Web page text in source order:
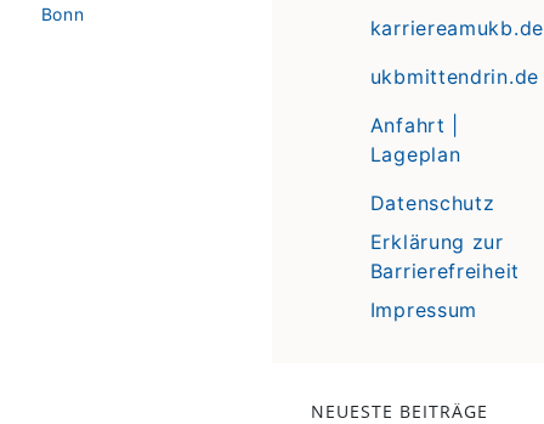
Bonn
karriereamukb.de
ukbmittendrin.de
Anfahrt |
Lageplan
Datenschutz
Erklärung zur
Barrierefreiheit
Impressum
NEUESTE BEITRÄGE